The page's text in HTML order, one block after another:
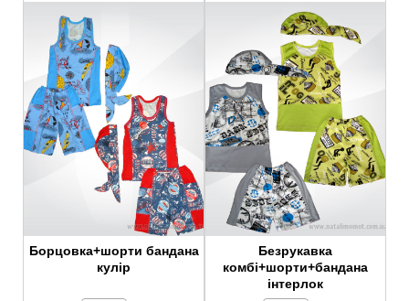
Борцовка+шорти бандана
кулір
Безрукавка
комбі+шорти+бандана
інтерлок